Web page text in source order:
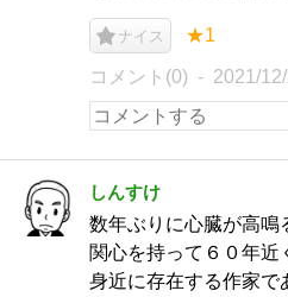
ナイス ★1
コメント(0) 2021/
しんすけ
数年ぶりに心臓が高鳴
関心を持って６０年近
身近に存在する作家で